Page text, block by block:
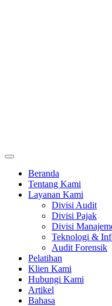
Beranda
Tentang Kami
Layanan Kami
Divisi Audit
Divisi Pajak
Divisi
Teknologi &
Audit Forensik
Pelatihan
Klien Kami
Hubungi Kami
Artikel
Bahasa